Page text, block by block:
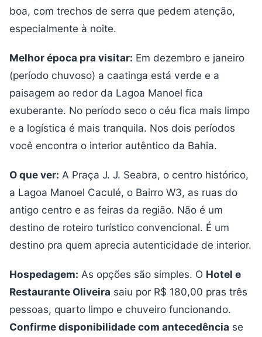
boa, com trechos de serra que pedem atenção,
especialmente à noite.
Melhor época pra visitar: Em dezembro e janeiro
(período chuvoso) a caatinga está verde e a
paisagem ao redor da Lagoa Manoel fica
exuberante. No período seco o céu fica mais limpo
e a logística é mais tranquila. Nos dois períodos
você encontra o interior autêntico da Bahia.
O que ver: A Praça J. J. Seabra, o centro histórico,
a Lagoa Manoel Caculé, o Bairro W3, as ruas do
antigo centro e as feiras da região. Não é um
destino de roteiro turístico convencional. É um
destino pra quem aprecia autenticidade de interior.
Hospedagem: As opções são simples. O Hotel e
Restaurante Oliveira saiu por R$ 180,00 pras três
pessoas, quarto limpo e chuveiro funcionando.
Confirme disponibilidade com antecedência se